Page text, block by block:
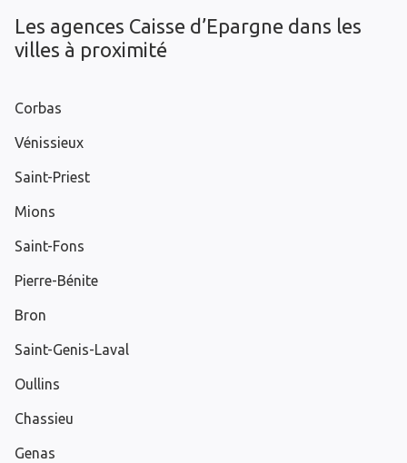
Les agences Caisse d’Epargne dans les
villes à proximité
Corbas
Vénissieux
Saint-Priest
Mions
Saint-Fons
Pierre-Bénite
Bron
Saint-Genis-Laval
Oullins
Chassieu
Genas